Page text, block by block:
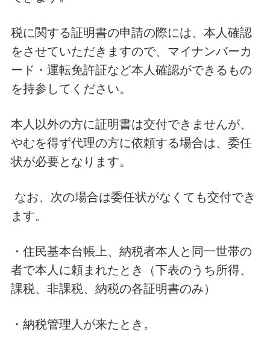
税に関する証明書の申請の際には、本人確認
をさせていただきますので、マイナンバーカ
ード・運転免許証など本人確認ができるもの
を持参してください。
本人以外の方に証明書は交付できませんが、
やむを得ず代理の方に依頼する場合は、委任
状が必要となります。
なお、次の場合は委任状がなくても交付でき
ます。
・住民基本台帳上、納税者本人と同一世帯の
者で本人に頼まれたとき（下表のうち所得、
課税、非課税、納税の各証明書のみ）
・納税管理人が来たとき。